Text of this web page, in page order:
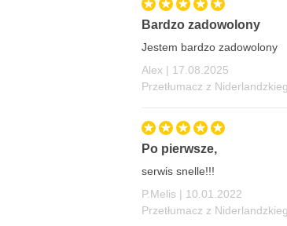
Bardzo zadowolony
Jestem bardzo zadowolony
Alex | 17 sierpnia 2025
17.08.2025
Przetłumacz z
Po pierwsze,
serwis snelle!!!
P.Melis | 10 stycznia 2022
10.01.2022
Przetłumacz z